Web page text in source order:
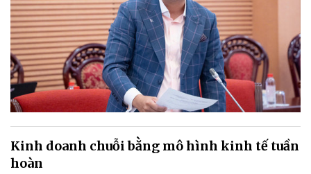
Kinh doanh chuỗi bằng mô hình kinh tế tuần
hoàn